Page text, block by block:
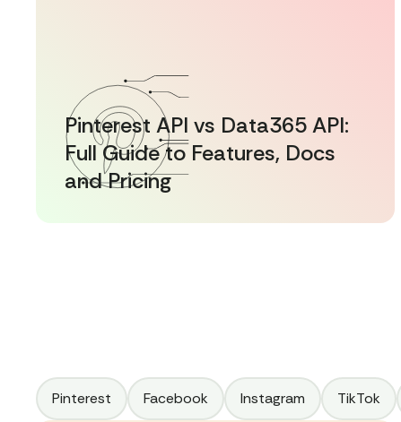
Pinterest API vs Data365 API:
Full Guide to Features, Docs
and Pricing
Pinterest Facebook Instagram TikTok